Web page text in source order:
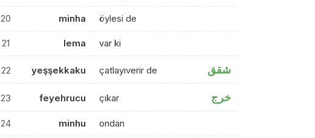
20 minha öylesi de
21 lema var ki
22 yeşşekkaku çatlayıverir de شقق
23 feyehrucu çıkar خرج
24 minhu ondan